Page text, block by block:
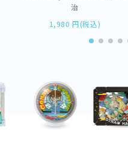
治
1,980 円(税込)